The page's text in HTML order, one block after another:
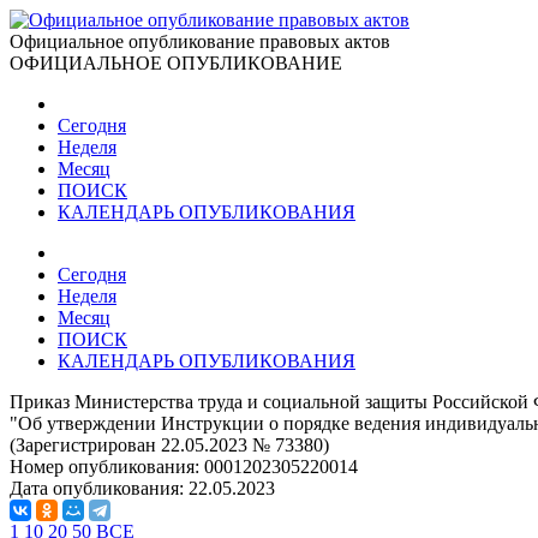
Официальное опубликование правовых актов
ОФИЦИАЛЬНОЕ ОПУБЛИКОВАНИЕ
Сегодня
Неделя
Месяц
ПОИСК
КАЛЕНДАРЬ ОПУБЛИКОВАНИЯ
Сегодня
Неделя
Месяц
ПОИСК
КАЛЕНДАРЬ ОПУБЛИКОВАНИЯ
Приказ Министерства труда и социальной защиты
"Об утверждении Инструкции о порядке ведения
(Зарегистрирован 22.05.2023 № 73380)
Номер опубликования: 0001202305220014
Дата опубликования: 22.05.2023
1 10 20 50 ВСЕ